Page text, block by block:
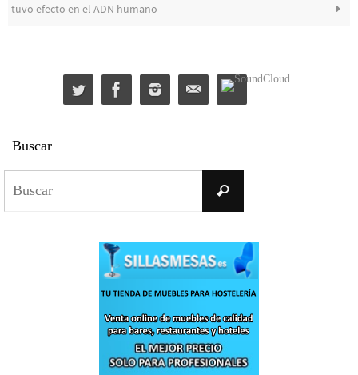
tuvo efecto en el ADN humano
Buscar
Buscar